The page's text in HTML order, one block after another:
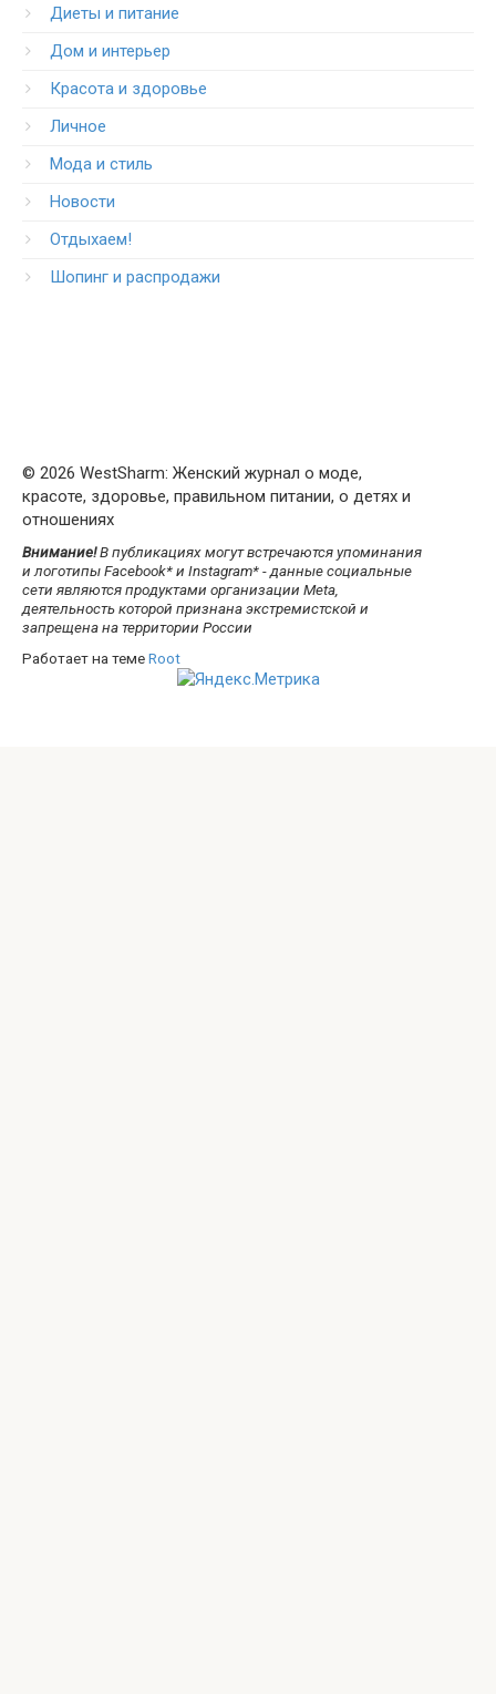
Диеты и питание
Дом и интерьер
Красота и здоровье
Личное
Мода и стиль
Новости
Отдыхаем!
Шопинг и распродажи
© 2026 WestSharm: Женский журнал о моде,
красоте, здоровье, правильном питании, о детях и
отношениях
Внимание!В публикациях могут встречаются упоминания
и логотипы Facebook* и Instagram* - данные социальные
сети являются продуктами организации Meta,
деятельность которой признана экстремистской и
запрещена на территории России
Работает на темеRoot